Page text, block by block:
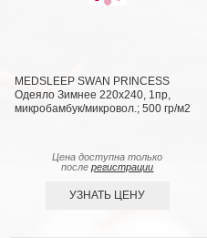
MEDSLEEP SWAN PRINCESS
Одеяло Зимнее 220х240, 1пр,
микробамбук/микровол.; 500 гр/м2
Цена доступна только
послерегистрации
УЗНАТЬ ЦЕНУ